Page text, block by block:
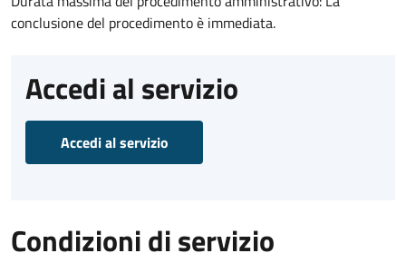
conclusione del procedimento è immediata.
Accedi al servizio
Accedi al servizio
Condizioni di servizio